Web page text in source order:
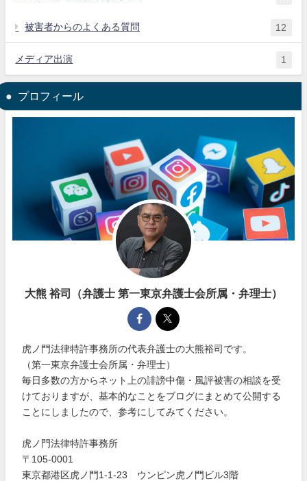
被害者からのよくある質問 12
メディア出演 1
プロフィール
大熊 裕司（弁護士 第一東京弁護士会所属・弁理士）
虎ノ門法律特許事務所の代表弁護士の大熊裕司です。
（第一東京弁護士会所属・弁理士）
毎日多数の方からネット上の誹謗中傷・風評被害の相談を受
けておりますが、基本的なことをブログにまとめて公開する
ことにしましたので、参考にしてみてください。
虎ノ門法律特許事務所
〒105-0001
東京都港区虎ノ門1-1-23 ウンピン虎ノ門ビル3階